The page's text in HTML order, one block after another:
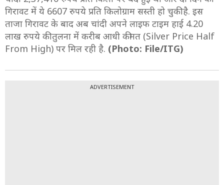
गिरावट में ये 6607 रुपये प्रति किलोग्राम सस्ती हो चुकी है. इस
ताजा गिरावट के बाद अब चांदी अपने लाइफ टाइम हाई 4.20
लाख रुपये की तुलना में करीब आधी कीमत (Silver Price Half
From High) पर मिल रही है. (Photo: File/ITG)
ADVERTISEMENT